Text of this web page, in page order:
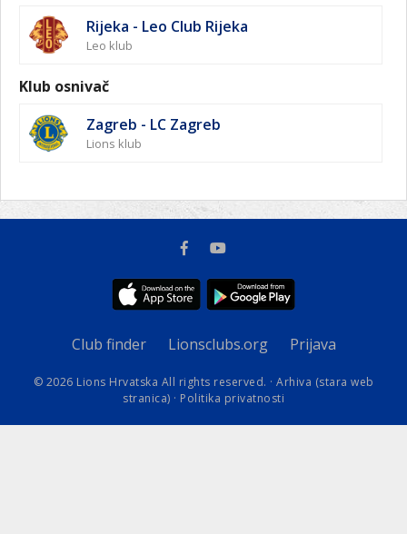
Rijeka - Leo Club Rijeka
Leo klub
Klub osnivač
Zagreb - LC Zagreb
Lions klub
Club finder Lionsclubs.org Prijava
© 2026 Lions Hrvatska All rights reserved. · Arhiva (stara web
stranica) · Politika privatnosti